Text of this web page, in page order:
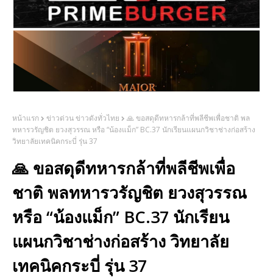
หน้าแรก ข่าวด่วน ข่าวดังทั่วไทย
🙏 ขอสดุดีทหารกล้าที่พลีชีพเพื่อชาติ พล
ทหารวรัญชิต ยวงสุวรรณ หรือ “น้องแม็ก” BC.37 นักเรียนแผนกวิชาช่างก่อสร้าง
วิทยาลัยเทคนิคกระบี่ รุ่น 37
🙏 ขอสดุดีทหารกล้าที่พลีชีพเพื่อ
ชาติ พลทหารวรัญชิต ยวงสุวรรณ
หรือ “น้องแม็ก” BC.37 นักเรียน
แผนกวิชาช่างก่อสร้าง วิทยาลัย
เทคนิคกระบี่ รุ่น 37